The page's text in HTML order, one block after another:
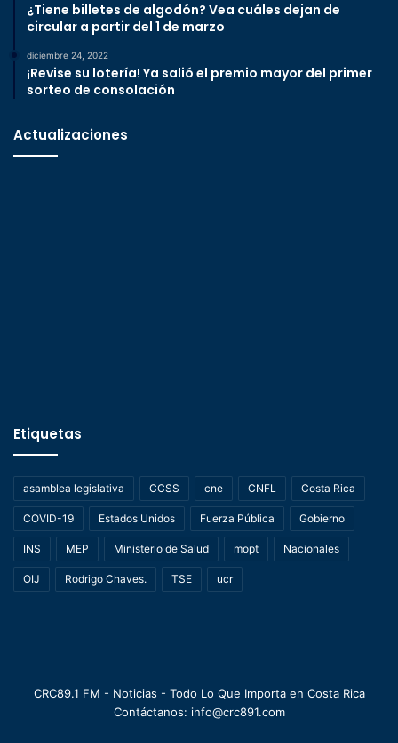
¿Tiene billetes de algodón? Vea cuáles dejan de
circular a partir del 1 de marzo
diciembre 24, 2022
¡Revise su lotería! Ya salió el premio mayor del primer
sorteo de consolación
Actualizaciones
Etiquetas
asamblea legislativa CCSS cne CNFL Costa Rica
COVID-19 Estados Unidos Fuerza Pública Gobierno
INS MEP Ministerio de Salud mopt Nacionales
OIJ Rodrigo Chaves. TSE ucr
CRC89.1 FM - Noticias - Todo Lo Que Importa en Costa Rica
Contáctanos: info@crc891.com